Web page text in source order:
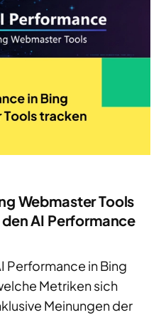
Webmaster Tools
AI Performance
Performance in Bing
Metriken sich
Meinungen der